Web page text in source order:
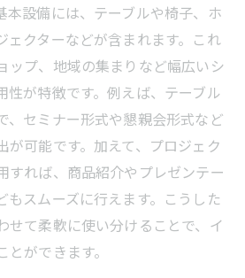
本設備には、テーブルや椅子、ホ
ェクターなどが含まれます。これ
ップ、地域の集まりなど幅広いシ
性が特徴です。例えば、テーブル
、セミナー形式や懇親会形式など
が可能です。加えて、プロジェク
すれば、商品紹介やプレゼンテー
もスムーズに行えます。こうした
せて柔軟に使い分けることで、イ
ができます。